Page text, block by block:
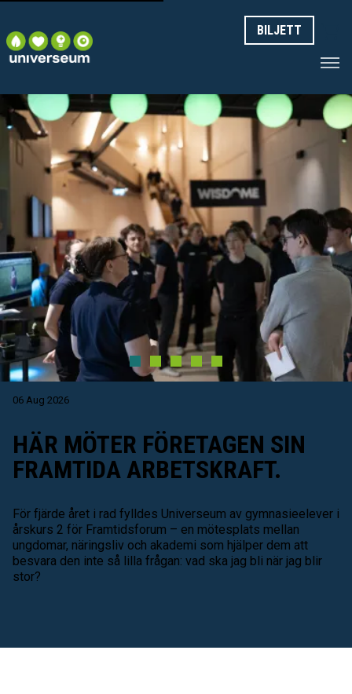
BILJETT
06 Aug 2026
HÄR MÖTER FÖRETAGEN SIN
FRAMTIDA ARBETSKRAFT.
För fjärde året i rad fylldes Universeum av gymnasieelever i
årskurs 2 för Framtidsforum – en mötesplats mellan
ungdomar, näringsliv och akademi som hjälper dem att
besvara den inte så lilla frågan: vad ska jag bli när jag blir
stor?